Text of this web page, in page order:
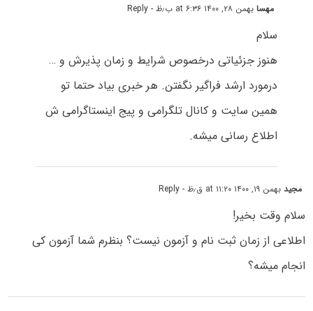
مهسابهمن ۲۸, ۱۴۰۰ at ۶:۳۶ ب٫ظ - Reply
سلام
هنوز جزئیاتی درخصوص شرایط و زمان پذیرش و …
درمورد ارشد فراگیر نگفتن. هر خبری بیاد حتما تو
همین سایت و کانال تلگرامی و پیج اینستاگرامی ش
اطلاع رسانی میشه.
مجیدبهمن ۱۹, ۱۴۰۰ at ۱۱:۲۰ ق٫ظ - Reply
سلام وقت بخیر!
اطلاعی از زمان ثبت نام و آزمون نیست؟ بنظرم شما آزمون کی
انجام میشه؟